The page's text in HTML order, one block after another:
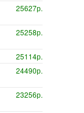
25627р.
25258р.
25114р.
24490р.
23256р.